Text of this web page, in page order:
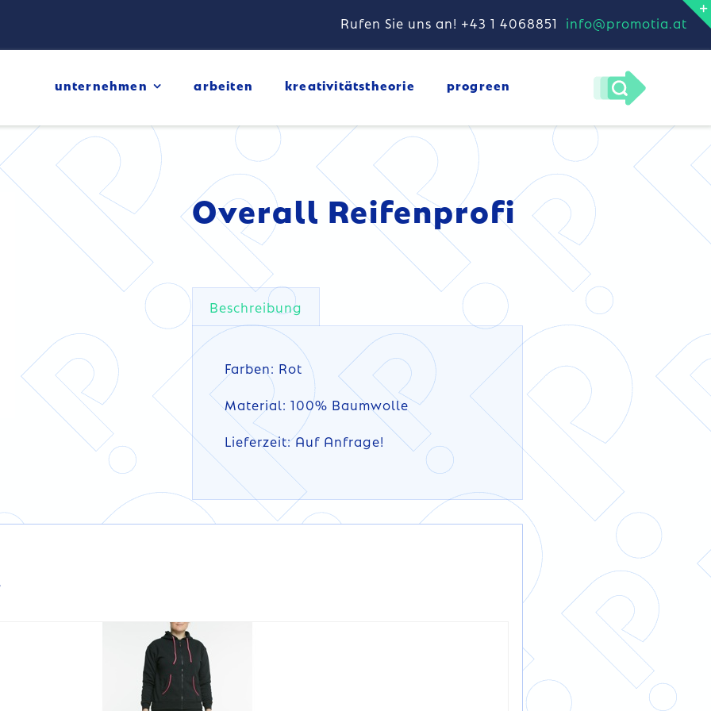
Rufen Sie uns an! +43 1 4068851 info@promotia.at
unternehmen arbeiten kreativitätstheorie progreen
Overall Reifenprofi
Beschreibung
Farben: Rot
Material: 100% Baumwolle
Lieferzeit: Auf Anfrage!
DETAILS